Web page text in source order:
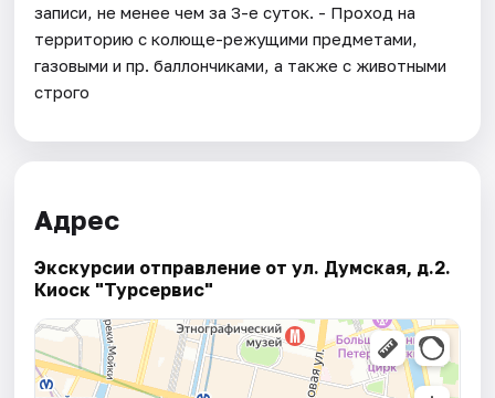
записи, не менее чем за 3-е суток. - Проход на
территорию с колюще-режущими предметами,
газовыми и пр. баллончиками, а также с животными
строго
Адрес
Экскурсии отправление от ул. Думская, д.2.
Киоск "Турсервис"